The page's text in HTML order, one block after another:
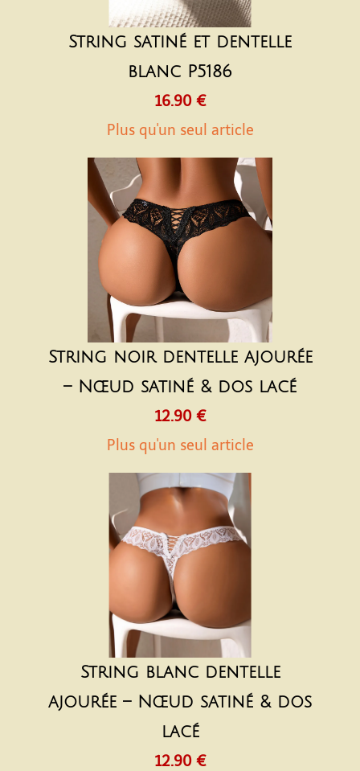
String satiné et dentelle
blanc P5186
16.90 €
Plus qu'un seul article
String noir dentelle ajourée
– Nœud satiné & dos lacé
12.90 €
Plus qu'un seul article
String blanc dentelle
ajourée – Nœud satiné & dos
lacé
12.90 €